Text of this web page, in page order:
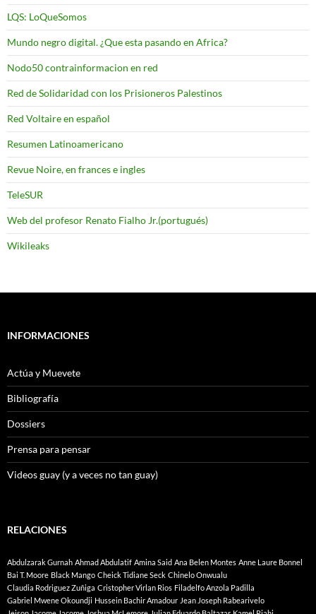
LQS: LoQueSomos
Mundo negro digital. ¿Que esta pasando en Africa?
Nodo50 contrainformacion en red
Red de Solidaridad con los Prisioneros Palestinos
Red Voltaire en español
Resumen Latinoamericano
Revue Noire, en frances e ingles
TeleSUR
Web del profesor Renato Fialho Jr.(portugués)
Wikileaks
INFORMACIONES
Actúa y Muevete
Bibliografía
Dossiers
Prensa para pensar
Videos guay (y a veces no tan guay)
RELACIONES
Abdulzarak Gurnah Ahmad Abdulatif Amina Said Ana Belen Montes Anne Laure Bonnel
Bai T. Moore Black Mango Cheick Tidiane Seck Chinelo Onwualu
Claudia Rodriguez Zuñiga Cristopher Virlan Rios Filadelfo Anzola Padilla
Gabriel Mwene Okoundji Hussein Bachir Amadour Jean Joseph Rabearivelo